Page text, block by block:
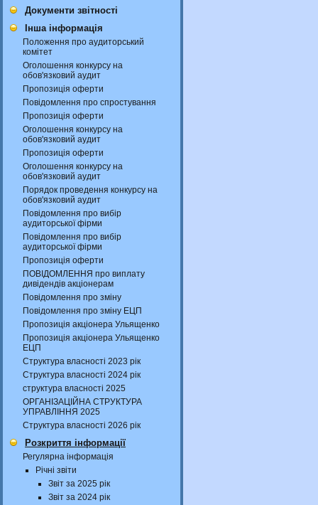
Документи звітності
Інша інформація
Положення про аудиторський
комітет
Оголошення конкурсу на
обов'язковий аудит
Пропозиція оферти
Повідомлення про спростування
Пропозиція оферти
Оголошення конкурсу на
обов'язковий аудит
Пропозиція оферти
Оголошення конкурсу на
обов'язковий аудит
Порядок проведення конкурсу на
обов'язковий аудит
Повідомлення про вибір
аудиторської фірми
Повідомлення про вибір
аудиторської фірми
Пропозиція оферти
ПОВІДОМЛЕННЯ про виплату
дивідендів акціонерам
Повідомлення про зміну
Повідомлення про зміну ЕЦП
Пропозиція акціонера Ульященко
Пропозиція акціонера Ульященко
ЕЦП
Структура власності 2023 рік
Структура власності 2024 рік
структура власності 2025
ОРГАНІЗАЦІЙНА СТРУКТУРА
УПРАВЛІННЯ 2025
Структура власності 2026 рік
Розкриття інформації
Регулярна інформація
Річні звіти
Звіт за 2025 рік
Звіт за 2024 рік